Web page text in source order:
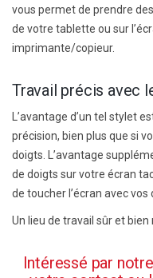
vous permet de prendre
de votre tablette ou sur
imprimante/copieur.
Travail précis avec
L’avantage d’un tel stylet
précision, bien plus que si
doigts. L’avantage
de doigts sur votre écran
de toucher l’écran avec vos
Un lieu de travail sûr et bien
Intéressé par